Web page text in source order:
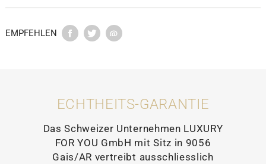
EMPFEHLEN
ECHTHEITS-GARANTIE
Das Schweizer Unternehmen LUXURY
FOR YOU GmbH mit Sitz in 9056
Gais/AR vertreibt ausschliesslich